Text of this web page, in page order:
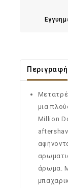
Περιγραφή
μια
Million
άρωμα.